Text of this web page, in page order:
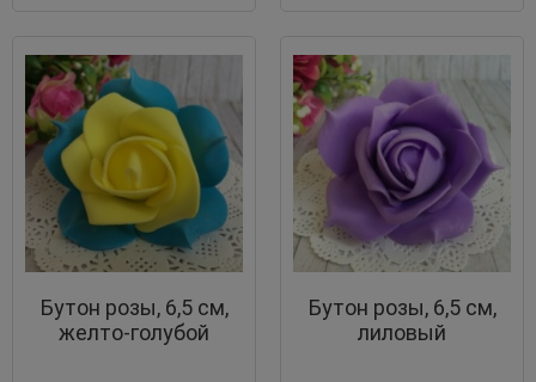
Бутон розы, 6,5 см,
желто-голубой
Бутон розы, 6,5 см,
лиловый